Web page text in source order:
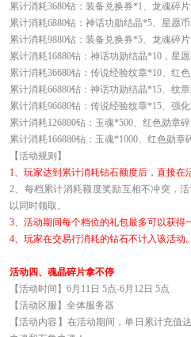
累计消耗3680钻：装备兑换券*1、龙魂碎
累计消耗6880钻：神话功勋结晶*5、星愿
累计消耗9880钻：装备兑换券*5、龙魂碎
累计消耗16880钻：神话功勋结晶*10，星
累计消耗36680钻：传说经验纹章*10、红
累计消耗66880钻：神话功勋结晶*15、纹
累计消耗96680钻：传说经验纹章*15、强
累计消耗126880钻：玉魂*500、红色勋章
累计消耗166880钻：玉魂*1000、红色勋
【活动规则】
1、玩家达到累计消耗钻石额度后，直接在
2、每档累计消耗额度奖励互相不冲突，
以同时领取。
3、活动期间每个档位的礼包最多可以获得
4、玩家在交易行消耗的钻石不计入该活动。
活动四、魂晶碎片拿不停
【活动时间】6月11日 5点-6月12日 5点
【活动区服】全体服务器
【活动内容】在活动期间，单日累计充值